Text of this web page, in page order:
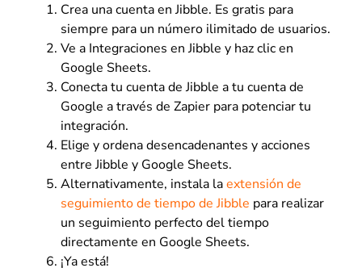
Crea una cuenta en Jibble. Es gratis para
siempre para un número ilimitado de usuarios.
Ve a Integraciones en Jibble y haz clic en
Google Sheets.
Conecta tu cuenta de Jibble a tu cuenta de
Google a través de Zapier para potenciar tu
integración.
Elige y ordena desencadenantes y acciones
entre Jibble y Google Sheets.
Alternativamente, instala laextensión de
seguimiento de tiempo de Jibble para realizar
un seguimiento perfecto del tiempo
directamente en Google Sheets.
¡Ya está!